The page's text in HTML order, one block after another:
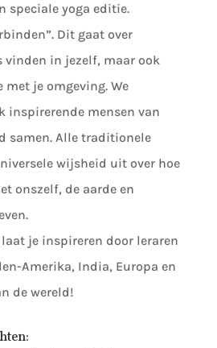
speciale yoga editie.
Dit gaat over
vinden in jezelf, maar ook
met je omgeving. We
inspirerende mensen van
samen. Alle traditionele
wijsheid uit over hoe
onszelf, de aarde en
je inspireren door leraren
Amerika, India, Europa en
de wereld!